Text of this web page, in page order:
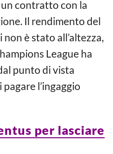
contratto con la
Il rendimento del
è stato all’altezza,
League ha
punto di vista
l’ingaggio
per lasciare